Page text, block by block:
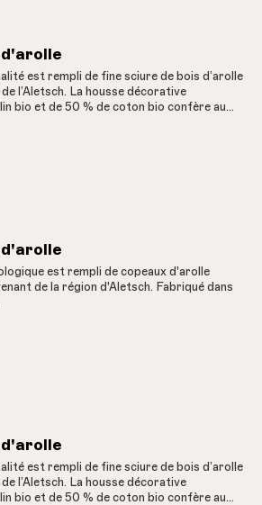
est rempli de fine sciure de bois d’arolle
l’Aletsch. La housse décorative
bio et de 50 % de coton bio confère au
de relief. Confectionné dans une
est rempli de copeaux d'arolle
de la région d'Aletsch. Fabriqué dans
est rempli de fine sciure de bois d’arolle
l’Aletsch. La housse décorative
bio et de 50 % de coton bio confère au